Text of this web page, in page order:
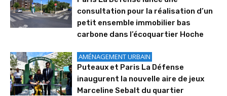
consultation pour la réalisation d’un
petit ensemble immobilier bas
carbone dans l’écoquartier Hoche
AMÉNAGEMENT URBAIN
Puteaux et Paris La Défense
inaugurent la nouvelle aire de jeux
Marceline Sebalt du quartier